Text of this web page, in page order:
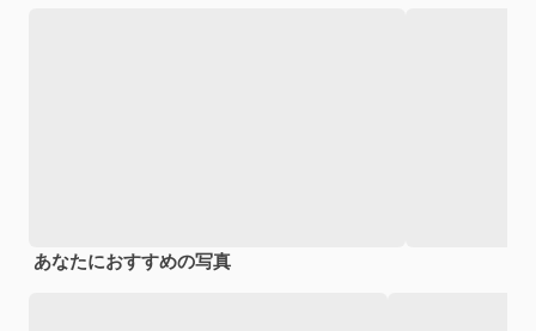
あなたにおすすめの写真